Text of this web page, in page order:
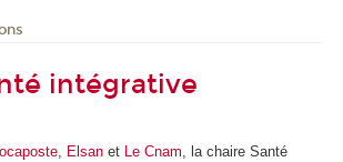
intégrative
Elsan et Le Cnam , la chaire Santé